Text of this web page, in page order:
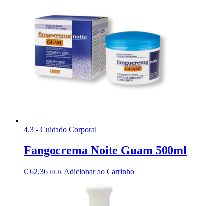
4.3 - Cuidado Corporal
Fangocrema Noite Guam 500ml
€ 62,36 EUR Adicionar ao Carrinho